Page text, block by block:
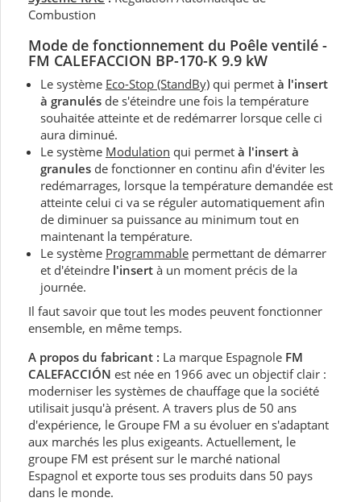
Combustion
Mode de fonctionnement du Poêle ventilé -
FM CALEFACCION BP-170-K 9.9 kW
Le système Eco-Stop (StandBy) qui permet à l'insert
à granulés de s'éteindre une fois la température
souhaitée atteinte et de redémarrer lorsque celle ci
aura diminué.
Le système Modulation qui permet à l'insert à
granules de fonctionner en continu afin d'éviter les
redémarrages, lorsque la température demandée est
atteinte celui ci va se réguler automatiquement afin
de diminuer sa puissance au minimum tout en
maintenant la température.
Le système Programmable permettant de démarrer
et d'éteindre l'insert à un moment précis de la
journée.
Il faut savoir que tout les modes peuvent fonctionner
ensemble, en même temps.
A propos du fabricant : La marque Espagnole FM
CALEFACCIÓN est née en 1966 avec un objectif clair :
moderniser les systèmes de chauffage que la société
utilisait jusqu'à présent. A travers plus de 50 ans
d'expérience, le Groupe FM a su évoluer en s'adaptant
aux marchés les plus exigeants. Actuellement, le
groupe FM est présent sur le marché national
Espagnol et exporte tous ses produits dans 50 pays
dans le monde.